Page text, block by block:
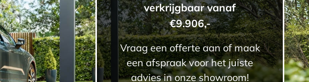
verkrijgbaar vanaf
€9.906,-
Vraag een offerte aan of maak
een afspraak voor het juiste
advies in onze showroom!